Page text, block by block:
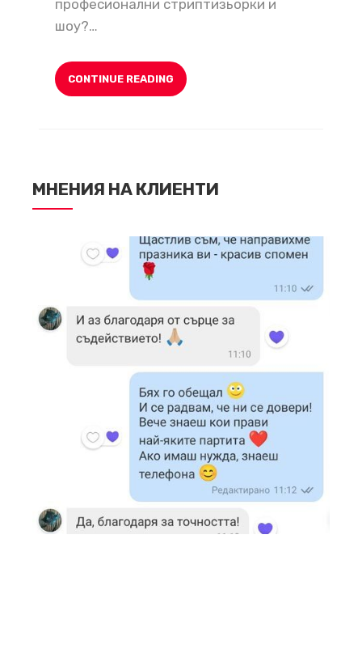
професионални стриптизьорки и
шоу?…
CONTINUE READING
МНЕНИЯ НА КЛИЕНТИ